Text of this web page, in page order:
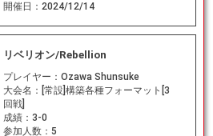
開催日： 2024/12/14
リベリオン/Rebellion
プレイヤー： Ozawa Shunsuke
大会名： [常設]構築各種フォーマット[3
回戦]
成績： 3-0
参加人数： 5